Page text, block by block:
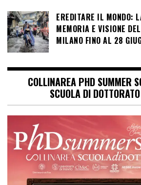
EREDITARE IL MONDO:
MEMORIA E VISIONE
MILANO FINO AL 28
COLLINAREA PHD SUMMER
SCUOLA DI